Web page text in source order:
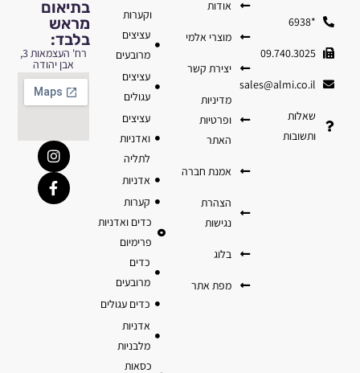
בתיאום
מראש
בלבד:
רח' העצמאות 3,
אבן יהודה
וקערות
עציצים
מרובעים
עציצים
עגולים
עציצים
ואדניות
לתליה
אדניות
קערות
כדים ואדניות
פרימיום
כדים
מרובעים
כדים עגולים
אדניות
מלבניות
כסאות
אודות
מוצרי אלמי
יצירת קשר
מדיניות
ופרטיות
האתר
אמנת חברה
הצהרת
נגישות
בלוג
מפת אתר
*6938
09.740.3025
sales@almi.co.il
שאלות
ותשובות